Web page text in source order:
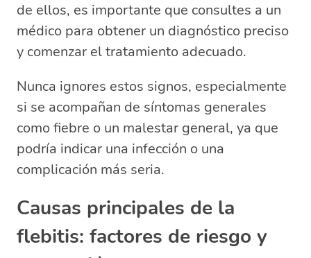
de ellos, es importante que consultes a un
médico para obtener un diagnóstico preciso
y comenzar el tratamiento adecuado.
Nunca ignores estos signos, especialmente
si se acompañan de síntomas generales
como fiebre o un malestar general, ya que
podría indicar una infección o una
complicación más seria.
Causas principales de la
flebitis: factores de riesgo y